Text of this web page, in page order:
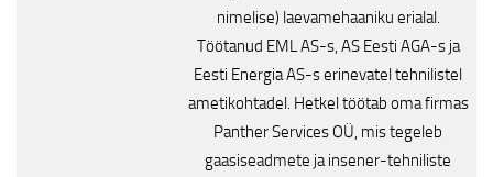
nimelise) laevamehaaniku erialal.
Töötanud EML AS-s, AS Eesti AGA-s ja
Eesti Energia AS-s erinevatel tehnilistel
ametikohtadel. Hetkel töötab oma firmas
Panther Services OÜ, mis tegeleb
gaasiseadmete ja insener-tehniliste